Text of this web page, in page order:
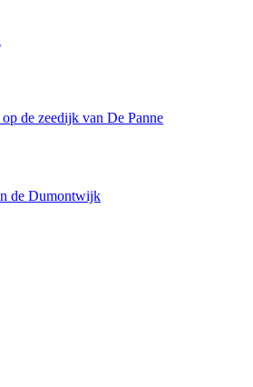
de zeedijk van De Panne
de Dumontwijk